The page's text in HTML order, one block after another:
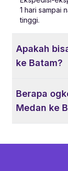
1 hari sampai
tinggi.
Apakah
ke Batam?
Berapa
Medan ke